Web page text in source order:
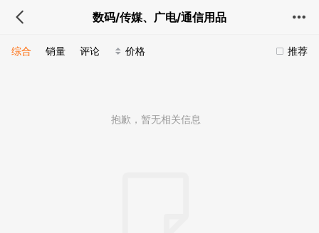
数码/传媒、广电/通信用品
推荐
综合 销量 评论 价格
抱歉，暂无相关信息